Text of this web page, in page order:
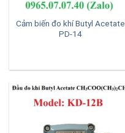
Cảm biến đo khí Butyl Acetate
PD-14